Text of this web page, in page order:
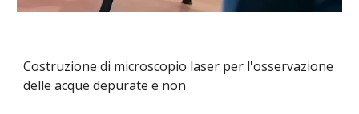
Costruzione di microscopio laser per l'osservazione
delle acque depurate e non